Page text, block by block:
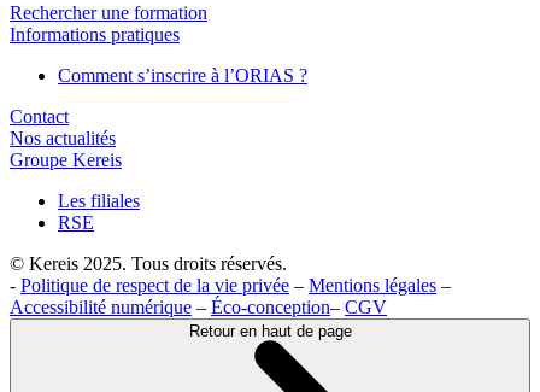
Rechercher une formation
Informations pratiques
Comment s’inscrire à l’ORIAS ?
Contact
Nos actualités
Groupe Kereis
Les filiales
RSE
© Kereis 2025. Tous droits réservés.
- Politique de respect de la vie privée – Mentions légales –
Accessibilité numérique – Éco-conception– CGV
Retour en haut de page